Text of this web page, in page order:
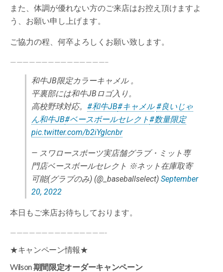
また、体調が優れない方のご来店はお控え頂けますよ
う、お願い申し上げます。
ご協力の程、何卒よろしくお願い致します。
———————————————–
和牛JB限定カラーキャメル 。
平裏部には和牛JBロゴ入り。
高校野球対応。 #和牛JB#キャメル #良いじゃ
ん和牛JB#ベースボールセレクト#数量限定
pic.twitter.com/b2iYgIcnbr
— スワロースポーツ実店舗グラブ・ミット専
門店ベースボールセレクト ※ネット在庫取寄
可能(グラブのみ) (@_baseballselect) September
20, 2022
本日もご来店お待ちしております。
———————————————-
★キャンペーン情報★
Wilson 期間限定オーダーキャンペーン